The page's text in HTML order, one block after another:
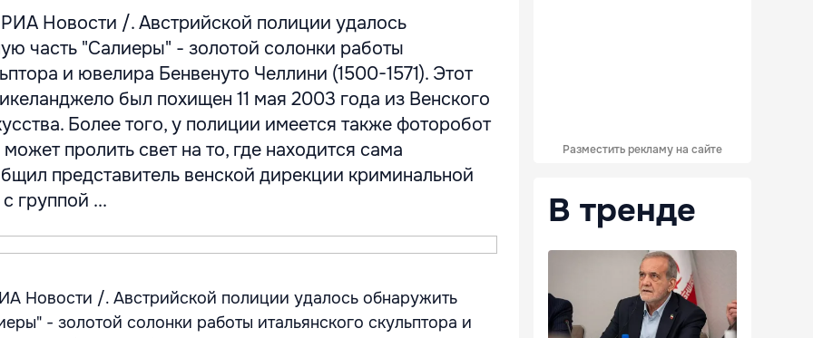
Новости /. Австрийской полиции удалось
часть "Салиеры" - золотой солонки работы
и ювелира Бенвенуто Челлини (1500-1571). Этот
был похищен 11 мая 2003 года из Венского
Более того, у полиции имеется также фоторобот
пролить свет на то, где находится сама
представитель венской дирекции криминальной
группой ...
Новости /. Австрийской полиции удалось обнаружить
- золотой солонки работы итальянского скульптора и
Разместить рекламу на сайте
В тренде